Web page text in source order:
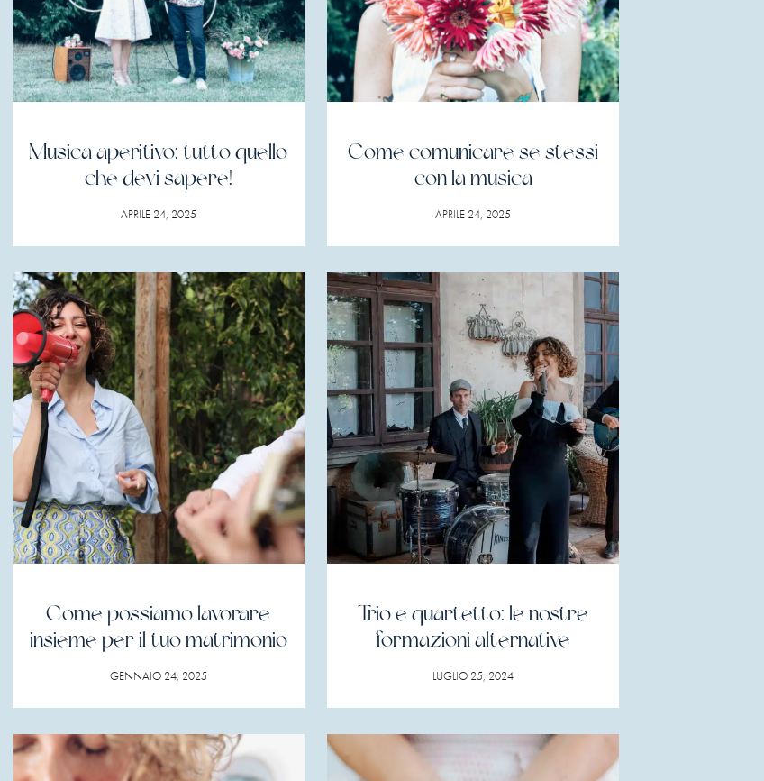
Musica aperitivo: tutto quello
che devi sapere!
APRILE 24, 2025
Come comunicare se stessi
con la musica
APRILE 24, 2025
Come possiamo lavorare
insieme per il tuo matrimonio
GENNAIO 24, 2025
Trio e quartetto: le nostre
formazioni alternative
LUGLIO 25, 2024